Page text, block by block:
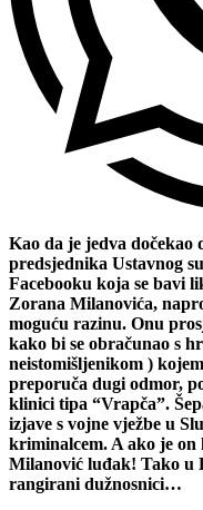
Kao da je jedva dočekao
predsjednika Ustavnog
Facebooku koja se bavi
Zorana Milanovića,
moguću razinu. Onu
kako bi se obračunao s
neistomišljenikom )
preporuča dugi odmor,
klinici tipa “Vrapča”.
izjave s vojne vježbe u
kriminalcem. A ako je
Milanović luđak! Tako u
rangirani dužnosnici…